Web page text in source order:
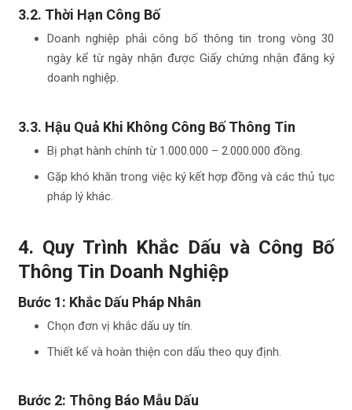
3.2. Thời Hạn Công Bố
Doanh nghiệp phải công bố thông tin trong vòng 30
ngày kể từ ngày nhận được Giấy chứng nhận đăng ký
doanh nghiệp.
3.3. Hậu Quả Khi Không Công Bố Thông Tin
Bị phạt hành chính từ 1.000.000 – 2.000.000 đồng.
Gặp khó khăn trong việc ký kết hợp đồng và các thủ tục
pháp lý khác.
4. Quy Trình Khắc Dấu và Công Bố
Thông Tin Doanh Nghiệp
Bước 1: Khắc Dấu Pháp Nhân
Chọn đơn vị khắc dấu uy tín.
Thiết kế và hoàn thiện con dấu theo quy định.
Bước 2: Thông Báo Mẫu Dấu